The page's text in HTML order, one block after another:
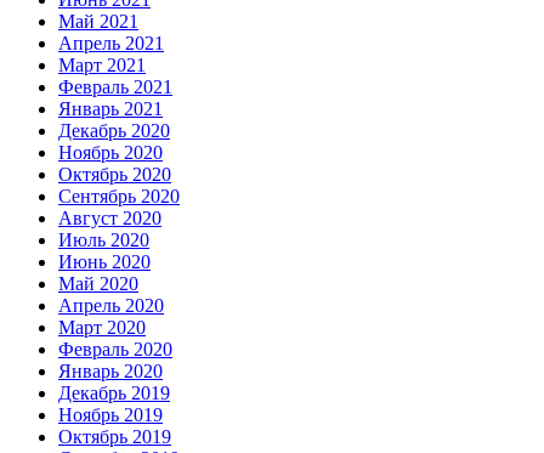
Май 2021
Апрель 2021
Март 2021
Февраль 2021
Январь 2021
Декабрь 2020
Ноябрь 2020
Октябрь 2020
Сентябрь 2020
Август 2020
Июль 2020
Июнь 2020
Май 2020
Апрель 2020
Март 2020
Февраль 2020
Январь 2020
Декабрь 2019
Ноябрь 2019
Октябрь 2019